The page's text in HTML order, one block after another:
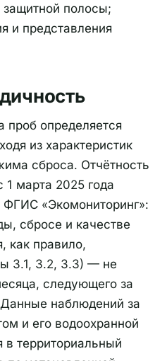
полосы;
и представления
проб определяется
из характеристик
сброса. Отчётность
1 марта 2025 года
ФГИС «Экомониторинг»:
сбросе и качестве
как правило,
3.1, 3.2, 3.3) — не
следующего за
наблюдений за
и его водоохранной
в территориальный